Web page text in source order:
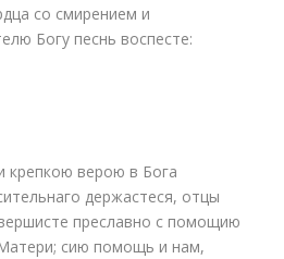
со смирением и
Богу песнь воспесте:
крепкою верою в Бога
держастеся, отцы
преславно с помощию
сию помощь и нам,